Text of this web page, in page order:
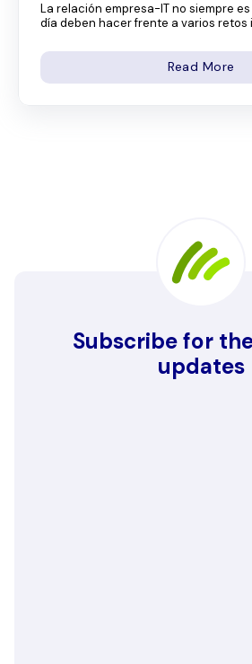
La relación empresa-IT no siempre es
día deben hacer frente a varios retos
Read More
Subscribe for
updates